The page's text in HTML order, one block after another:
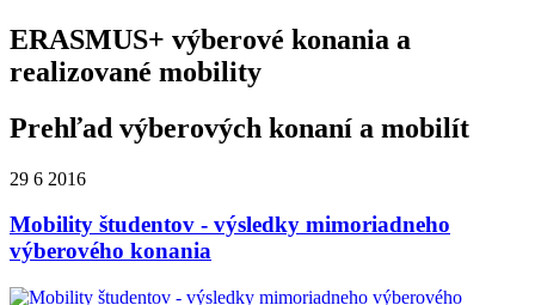
ERASMUS+ výberové konania a
realizované mobility
Prehľad výberových konaní a mobilít
29 6 2016
Mobility študentov - výsledky mimoriadneho
výberového konania